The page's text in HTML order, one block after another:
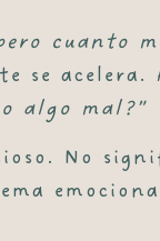
cuanto
se acelera.
algo mal?”
. No